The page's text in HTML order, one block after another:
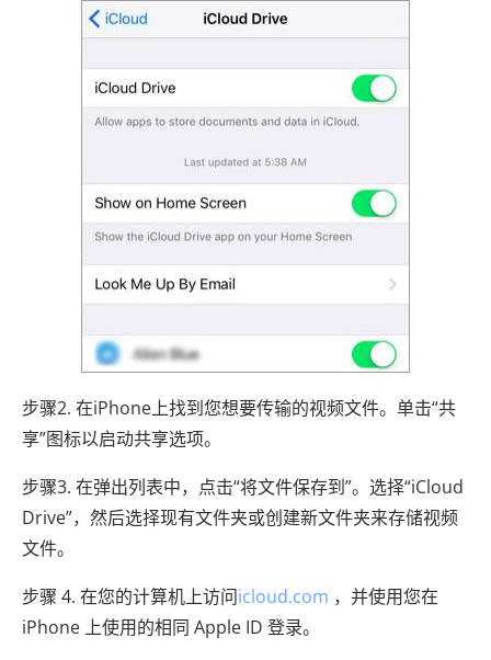
步骤2. 在iPhone上找到您想要传输的视频文件。单击“共
享”图标以启动共享选项。
步骤3. 在弹出列表中，点击“将文件保存到”。选择“iCloud
Drive”，然后选择现有文件夹或创建新文件夹来存储视频
文件。
步骤 4. 在您的计算机上访问icloud.com ，并使用您在
iPhone 上使用的相同 Apple ID 登录。